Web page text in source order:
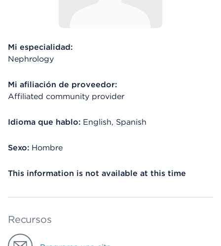
Mi especialidad:
Nephrology
Mi afiliación de proveedor:
Affiliated community provider
Idioma que hablo: English, Spanish
Sexo: Hombre
This information is not available at this time
Recursos